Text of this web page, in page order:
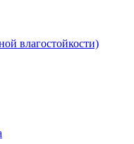
влагостойкости)